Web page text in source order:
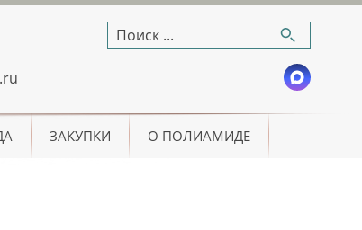
ЗАКУПКИ О ПОЛИАМИДЕ